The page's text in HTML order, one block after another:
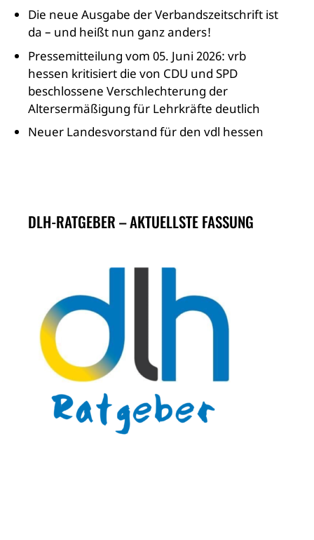
Die neue Ausgabe der Verbandszeitschrift ist
da – und heißt nun ganz anders!
Pressemitteilung vom 05. Juni 2026: vrb
hessen kritisiert die von CDU und SPD
beschlossene Verschlechterung der
Altersermäßigung für Lehrkräfte deutlich
Neuer Landesvorstand für den vdl hessen
DLH-RATGEBER – AKTUELLSTE FASSUNG